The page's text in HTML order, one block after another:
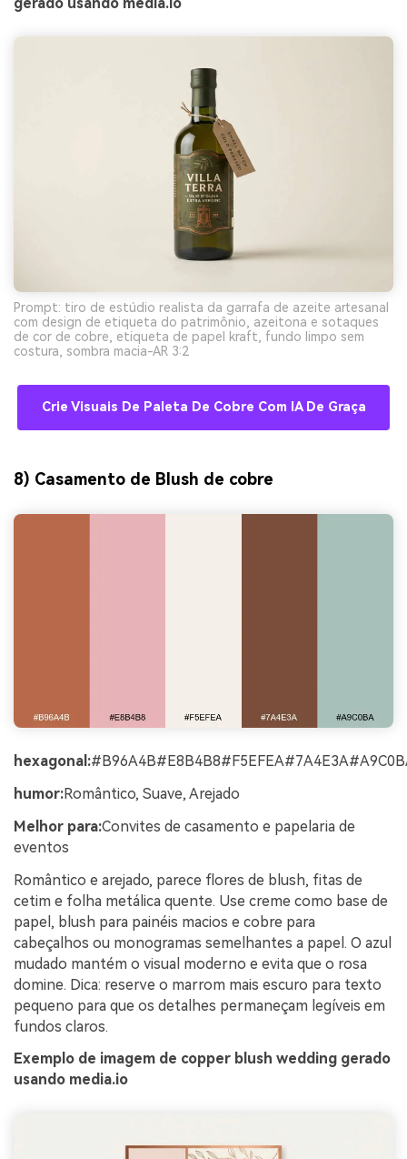
Prompt: tiro de estúdio realista da garrafa de azeite artesanal
com design de etiqueta do patrimônio, azeitona e sotaques
de cor de cobre, etiqueta de papel kraft, fundo limpo sem
costura, sombra macia-AR 3:2
Crie Visuais De Paleta De Cobre Com IA De Graça
8) Casamento de Blush de cobre
hexagonal:
humor:Romântico, Suave, Arejado
Melhor para:Convites de casamento e papelaria de
eventos
Romântico e arejado, parece flores de blush, fitas de
cetim e folha metálica quente. Use creme como base de
papel, blush para painéis macios e cobre para
cabeçalhos ou monogramas semelhantes a papel. O azul
mudado mantém o visual moderno e evita que o rosa
domine. Dica: reserve o marrom mais escuro para texto
pequeno para que os detalhes permaneçam legíveis em
fundos claros.
Exemplo de imagem de copper blush wedding gerado
usando media.io